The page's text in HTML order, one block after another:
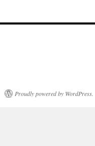
Proudly powered by WordPress.